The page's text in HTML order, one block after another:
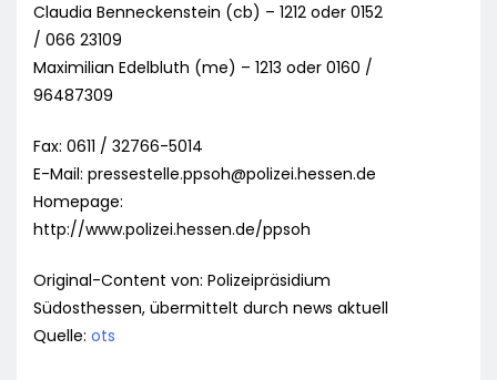
Claudia Benneckenstein (cb) – 1212 oder 0152
/ 066 23109
Maximilian Edelbluth (me) – 1213 oder 0160 /
96487309
Fax: 0611 / 32766-5014
E-Mail: pressestelle.ppsoh@polizei.hessen.de
Homepage:
http://www.polizei.hessen.de/ppsoh
Original-Content von: Polizeipräsidium
Südosthessen, übermittelt durch news aktuell
Quelle: ots